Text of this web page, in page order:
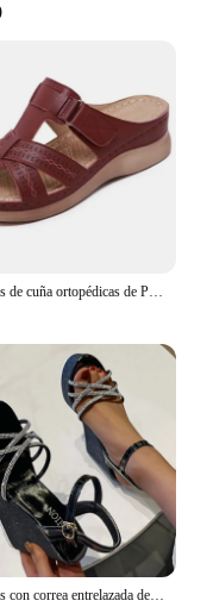
Sandalias de cuña ortopédicas de Punta abierta para mujer, zapatos Retro de plataforma informales de cuero, antideslizantes, Estilo Vintage, 2024
Sandalias con correa entrelazada de diamantes de imitación para mujer, zapatos de tacón de cuña con hebilla, Punta abierta, para exteriores, verano, 2024